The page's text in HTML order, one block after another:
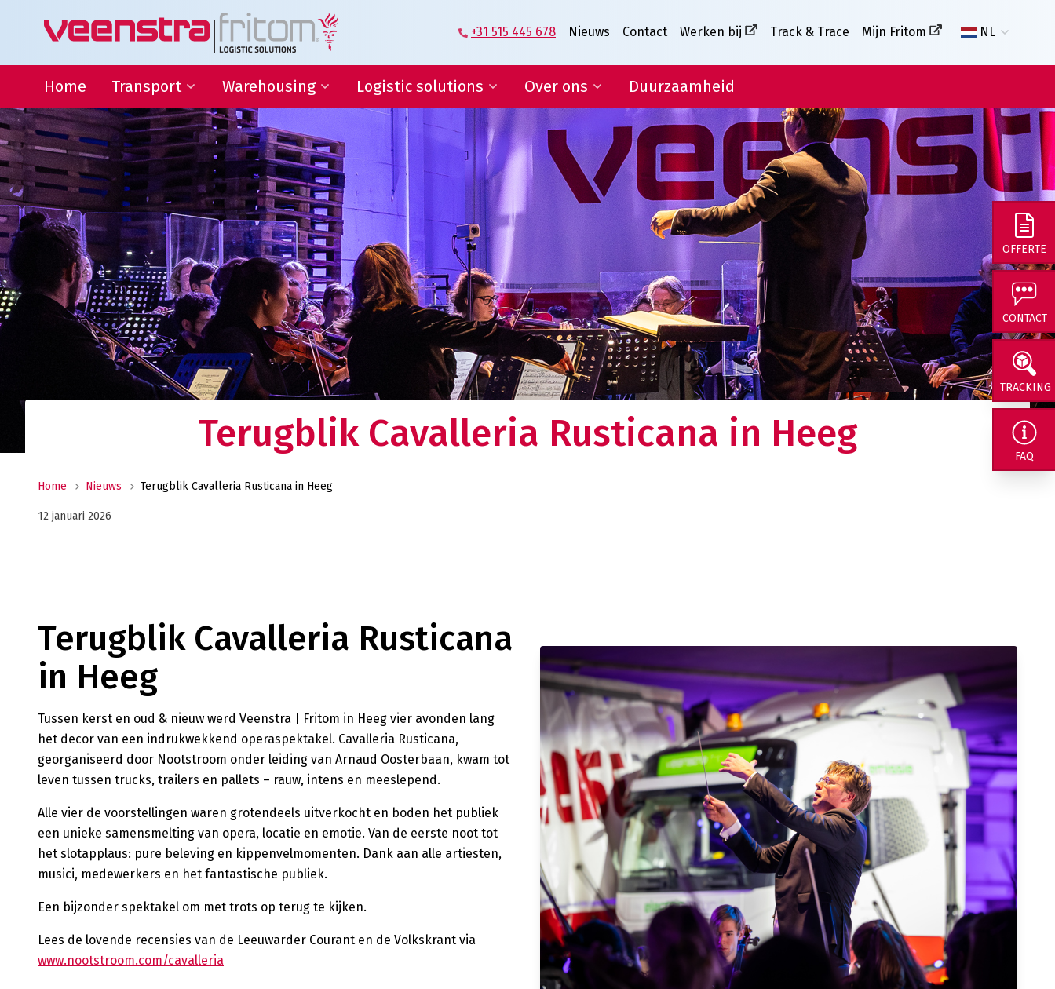
+31 515 445 678 Nieuws Contact Werken bij Track & Trace Mijn Fritom NL
Home Transport
Binnenlandse distributie
Internationaal transport
Transport Frankrijk
Transport Duitsland
Forwarding
Afwijkende maten transport
Transport gevaarlijke stoffen
Thermo transport
Warehousing
Warehousing
Locatie Heeg
Locatie Deventer
Logistic solutions
Supplier logistics
Logistics engineering
E-fulfilment
IT-diensten en rapportages
Logistic solutions
Geen omkijken meer naar uw logistieke keten. Dat
wilt u toch ook?
Over ons
Het verhaal van
Veenstra|Fritom
Wat ons beweegt
Vacatures
Lean & Green
Condities
Over ons
Weten wat ons drijft en nieuwsgierig naar ons
verhaal?
Duurzaamheid
OFFERTE
CONTACT
TRACKING
FAQ
Terugblik Cavalleria Rusticana in Heeg
Home Nieuws Terugblik Cavalleria Rusticana in Heeg
12 januari 2026
Terugblik Cavalleria Rusticana
in Heeg
Tussen kerst en oud & nieuw werd Veenstra | Fritom in Heeg vier avonden lang
het decor van een indrukwekkend operaspektakel. Cavalleria Rusticana,
georganiseerd door Nootstroom onder leiding van Arnaud Oosterbaan, kwam tot
leven tussen trucks, trailers en pallets – rauw, intens en meeslepend.
Alle vier de voorstellingen waren grotendeels uitverkocht en boden het publiek
een unieke samensmelting van opera, locatie en emotie. Van de eerste noot tot
het slotapplaus: pure beleving en kippenvelmomenten. Dank aan alle artiesten,
musici, medewerkers en het fantastische publiek.
Een bijzonder spektakel om met trots op terug te kijken.
Lees de lovende recensies van de Leeuwarder Courant en de Volkskrant via
www.nootstroom.com/cavalleria